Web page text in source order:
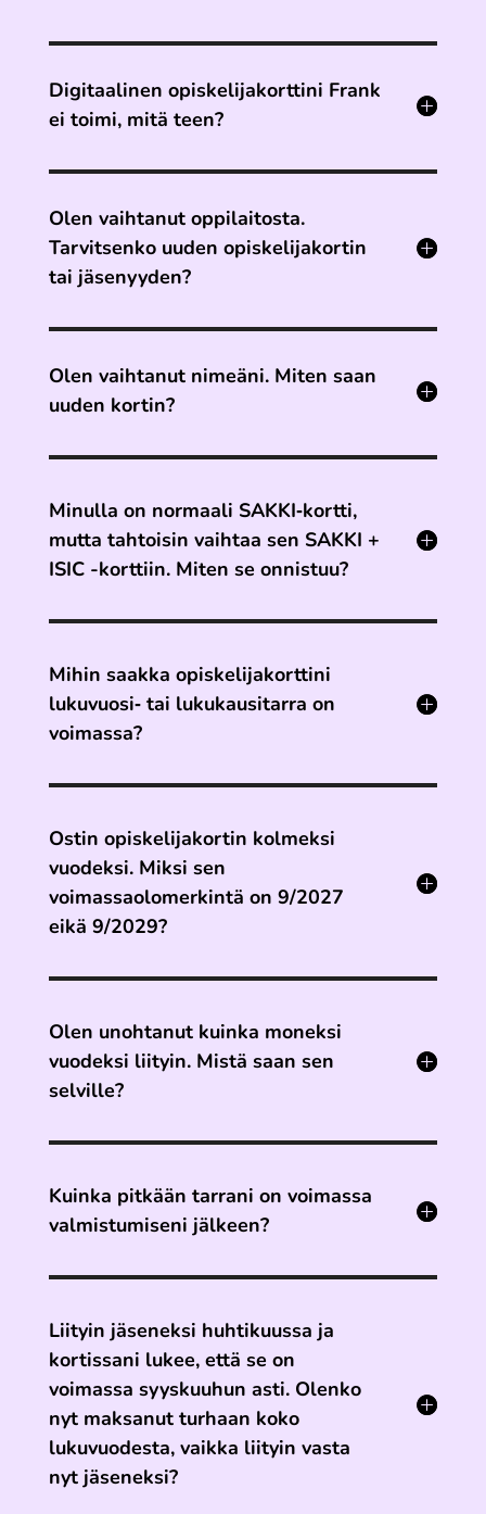
Digitaalinen opiskelijakorttini Frank
ei toimi, mitä teen?
Olen vaihtanut oppilaitosta.
Tarvitsenko uuden opiskelijakortin
tai jäsenyyden?
Olen vaihtanut nimeäni. Miten saan
uuden kortin?
Minulla on normaali SAKKI‐kortti,
mutta tahtoisin vaihtaa sen SAKKI +
ISIC -korttiin. Miten se onnistuu?
Mihin saakka opiskelijakorttini
lukuvuosi‐ tai lukukausitarra on
voimassa?
Ostin opiskelijakortin kolmeksi
vuodeksi. Miksi sen
voimassaolomerkintä on 9/2027
eikä 9/2029?
Olen unohtanut kuinka moneksi
vuodeksi liityin. Mistä saan sen
selville?
Kuinka pitkään tarrani on voimassa
valmistumiseni jälkeen?
Liityin jäseneksi huhtikuussa ja
kortissani lukee, että se on
voimassa syyskuuhun asti. Olenko
nyt maksanut turhaan koko
lukuvuodesta, vaikka liityin vasta
nyt jäseneksi?